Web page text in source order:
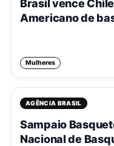
Brasil vence
Americano de
Mulheres
AGÊNCIA BRASIL
Sampaio
Nacional de